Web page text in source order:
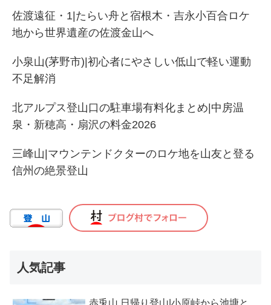
佐渡遠征・1|たらい舟と宿根木・吉永小百合ロケ
地から世界遺産の佐渡金山へ
小泉山(茅野市)|初心者にやさしい低山で軽い運動
不足解消
北アルプス登山口の駐車場有料化まとめ|中房温
泉・新穂高・扇沢の料金2026
三峰山|マウンテンドクターのロケ地を山友と登る
信州の絶景登山
人気記事
赤兎山 日帰り登山|小原峠から池塘と